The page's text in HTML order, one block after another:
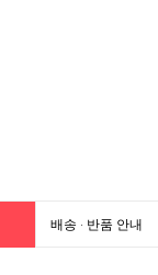
배송 · 반품 안내